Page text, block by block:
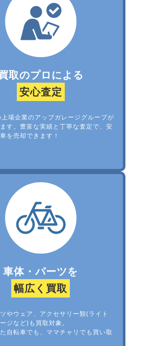
取のプロによる
安心査定
場企業のアップガレージグループが
す。豊富な実績と丁寧な査定で、安
を売却できます！
車体・パーツを
幅広く買取
やウェア、アクセサリー類(ライト
ジなど)も買取対象。
自転車でも、ママチャリでも買い取